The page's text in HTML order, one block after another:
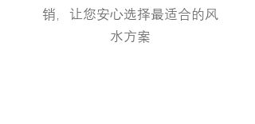
销，让您安心选择最适合的风
水方案